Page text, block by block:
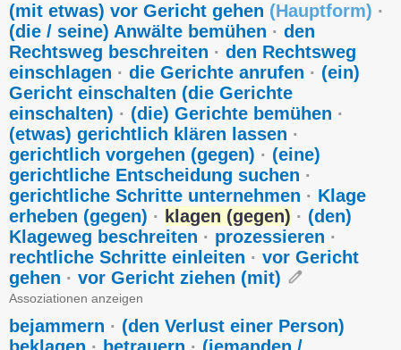
(mit etwas) vor Gericht gehen (Hauptform) ·
(die / seine) Anwälte bemühen · den
Rechtsweg beschreiten · den Rechtsweg
einschlagen · die Gerichte anrufen · (ein)
Gericht einschalten (die Gerichte
einschalten) · (die) Gerichte bemühen ·
(etwas) gerichtlich klären lassen ·
gerichtlich vorgehen (gegen) · (eine)
gerichtliche Entscheidung suchen ·
gerichtliche Schritte unternehmen · Klage
erheben (gegen) · klagen (gegen) · (den)
Klageweg beschreiten · prozessieren ·
rechtliche Schritte einleiten · vor Gericht
gehen · vor Gericht ziehen (mit)
Assoziationen anzeigen
bejammern · (den Verlust einer Person)